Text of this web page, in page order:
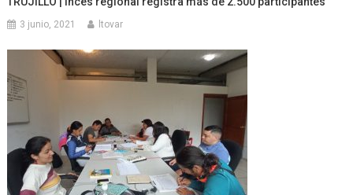
3 junio, 2021 ltovar